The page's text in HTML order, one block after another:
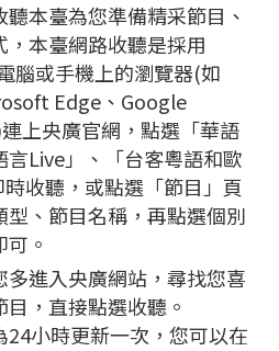
本臺為您準備精采節目、
本臺網路收聽是採用
腦或手機上的瀏覽器(如
Edge、Google
上央廣官網，點選「華語
Live」、「台客粵語和歐
收聽，或點選「節目」頁
、節目名稱，再點選個別
。
進入央廣網站，尋找您喜
，直接點選收聽。
小時更新一次，您可以在